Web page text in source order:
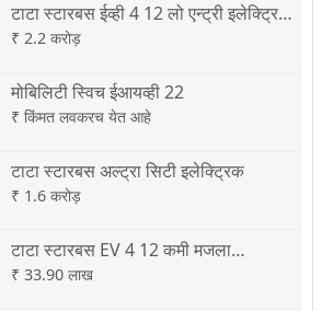
टाटा स्टारबस ईव्ही 4 12 लो एन्ट्री इलेक्ट्रिक
बस
₹ 2.2 करोड़
मोबिलिटी स्विच ईआयव्ही 22
₹ किंमत लवकरच येत आहे
टाटा स्टारबस अल्ट्रा सिटी इलेक्ट्रिक
₹ 1.6 करोड़
टाटा स्टारबस EV 4 12 कमी मजला
इलेक्ट्रिक
₹ 33.90 लाख